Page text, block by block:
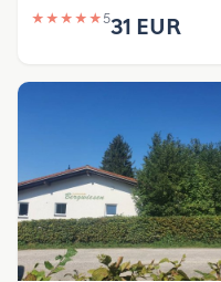
★ ★ ★ ★ ★531 EUR